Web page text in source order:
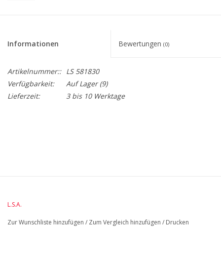
Informationen Bewertungen (0)
Artikelnummer:: LS 581830
Verfügbarkeit:
Auf Lager(9)
Lieferzeit:
3 bis 10 Werktage
L.S.A.
Zur Wunschliste hinzufügen / Zum Vergleich hinzufügen / Drucken